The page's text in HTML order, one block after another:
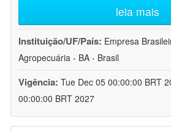
leia mais
Instituição/UF/País: Empresa
Agropecuária - BA - Brasil
Vigência: Tue Dec 05 00:00:00 BRT
00:00:00 BRT 2027